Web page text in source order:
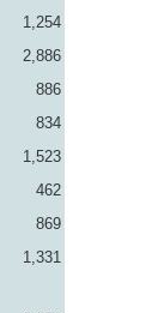
1,254
2,886
886
834
1,523
462
869
1,331